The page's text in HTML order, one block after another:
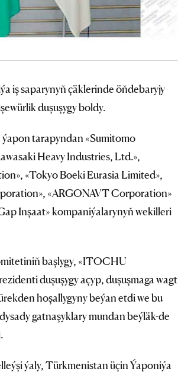
iş saparynyň çäklerinde öňdebaryjy
duşuşygy boldy.
ýapon tarapyndan «Sumitomo
Heavy Industries, Ltd.»,
«Tokyo Boeki Eurasia Limited»,
«ARGONAVT Corporation»
Inşaat» kompaniýalarynyň wekilleri
başlygy, «ITOCHU
duşuşygy açyp, duşuşmaga wagt
hoşallygyny beýan etdi we bu
gatnaşyklary mundan beýläk-de
ýaly, Türkmenistan üçin Ýaponiýa